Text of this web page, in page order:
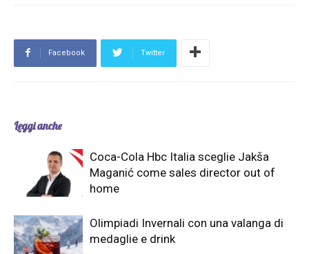
Facebook Twitter
Leggi anche
Coca-Cola Hbc Italia sceglie Jakša
Maganić come sales director out of
home
Olimpiadi Invernali con una valanga di
medaglie e drink